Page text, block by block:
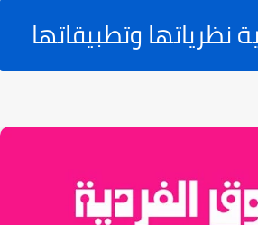
نظرياتها وتطبيقاتها